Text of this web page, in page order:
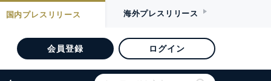
国内プレスリリース 海外プレスリリース
会員登録 ログイン